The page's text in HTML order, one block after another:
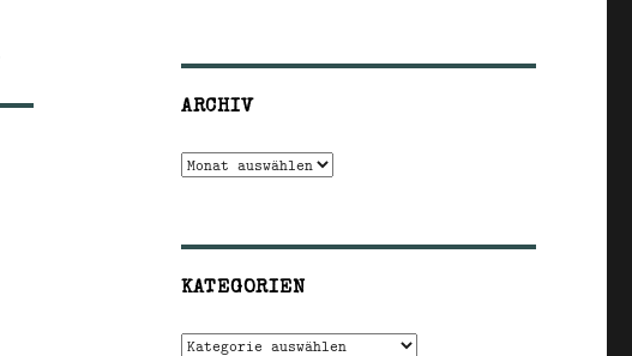
ARCHIV
Archiv
KATEGORIEN
Kategorien